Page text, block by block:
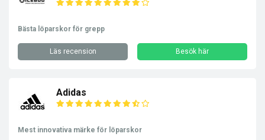
Bästa löparskor för grepp
Läs recension Besök här
Adidas
Mest innovativa märke för löparskor